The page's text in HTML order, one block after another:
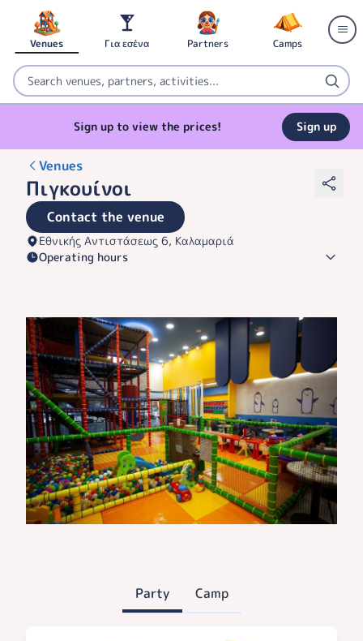
Venues Για εσένα Partners Camps
Sign up to view the prices! Sign up
Venues
Πιγκουίνοι
Contact the venue
Εθνικής Αντιστάσεως 6, Καλαμαριά
Operating hours
Party Camp